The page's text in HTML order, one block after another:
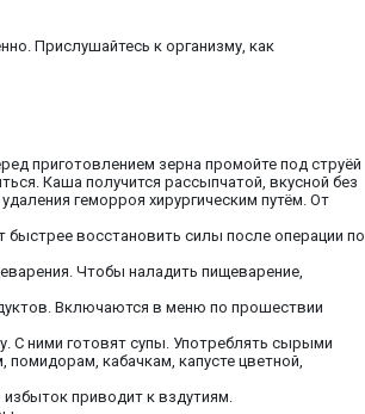
Прислушайтесь к организму, как
приготовлением зерна промойте под струёй
Каша получится рассыпчатой, вкусной без
геморроя хирургическим путём. От
восстановить силы после операции по
Чтобы наладить пищеварение,
Включаются в меню по прошествии
С ними готовят супы. Употреблять сырыми
кабачкам, капусте цветной,
приводит к вздутиям.